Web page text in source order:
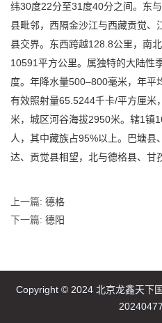
纬30度22分至31度40分之间。东
县毗邻，西隔金沙江与西藏贡觉、
县交界。东西跨越128.8公里，南
10591平方公里。属独特的大陆性
度。年降水量500–800毫米，年平
有效照射量65.5244千卡/平方厘米
米，城区河谷海拔2950米。辖1镇
人，其中藏族占95%以上。巴塘县
达、贡觉县相望，北与德格县、甘
上一篇: 德格
下一篇: 德阳
Copyright © 2024 北京龙鑫天下